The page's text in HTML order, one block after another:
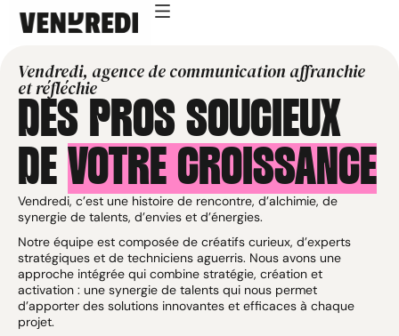
Vendredi, agence de communication affranchie
et réfléchie
DES PROS SOUCIEUX
DE VOTRE CROISSANCE
Vendredi, c’est une histoire de rencontre, d’alchimie, de
synergie de talents, d’envies et d’énergies.
Notre équipe est composée de créatifs curieux, d’experts
stratégiques et de techniciens aguerris. Nous avons une
approche intégrée qui combine stratégie, création et
activation : une synergie de talents qui nous permet
d’apporter des solutions innovantes et efficaces à chaque
projet.